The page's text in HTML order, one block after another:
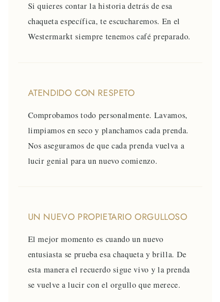
Si quieres contar la historia detrás de esa
chaqueta específica, te escucharemos. En el
Westermarkt siempre tenemos café preparado.
ATENDIDO CON RESPETO
Comprobamos todo personalmente. Lavamos,
limpiamos en seco y planchamos cada prenda.
Nos aseguramos de que cada prenda vuelva a
lucir genial para un nuevo comienzo.
UN NUEVO PROPIETARIO ORGULLOSO
El mejor momento es cuando un nuevo
entusiasta se prueba esa chaqueta y brilla. De
esta manera el recuerdo sigue vivo y la prenda
se vuelve a lucir con el orgullo que merece.